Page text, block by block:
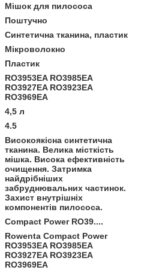
Мішок для пилососа
Поштучно
Синтетична тканина, пластик
Мікроволокно
Пластик
RO3953EA RO3985EA
RO3927EA RO3923EA
RO3969EA
4,5 л
4.5
Високоякісна синтетична
тканина. Велика місткість
мішка. Висока ефективність
очищення. Затримка
найдрібніших
забруднювальних частинок.
Захист внутрішніх
компонентів пилососа.
Compact Power RO39....
Rowenta Compact Power
RO3953EA RO3985EA
RO3927EA RO3923EA
RO3969EA